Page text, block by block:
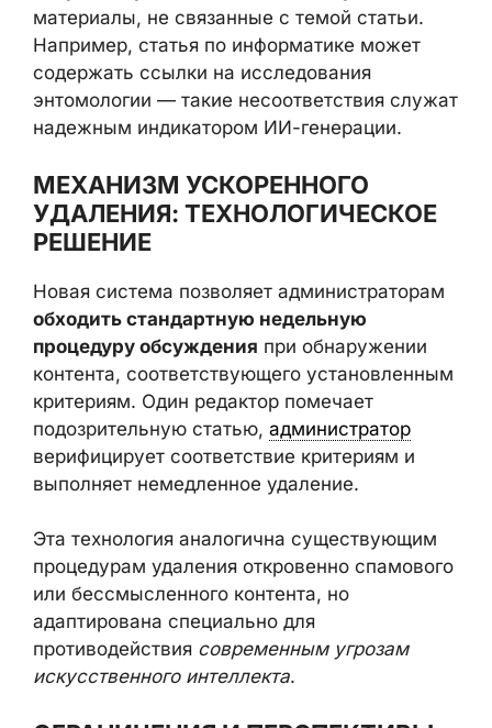
материалы, не связанные с темой статьи.
Например, статья по информатике может
содержать ссылки на исследования
энтомологии — такие несоответствия служат
надежным индикатором ИИ-генерации.
МЕХАНИЗМ УСКОРЕННОГО
УДАЛЕНИЯ: ТЕХНОЛОГИЧЕСКОЕ
РЕШЕНИЕ
Новая система позволяет администраторам
обходить стандартную недельную
процедуру обсуждения при обнаружении
контента, соответствующего установленным
критериям. Один редактор помечает
подозрительную статью, администратор
верифицирует соответствие критериям и
выполняет немедленное удаление.
Эта технология аналогична существующим
процедурам удаления откровенно спамового
или бессмысленного контента, но
адаптирована специально для
противодействия современным угрозам
искусственного интеллекта.